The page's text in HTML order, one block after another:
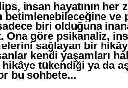
insan hayatının her
betimlenebileceğine ve
biri olduğuna
Ona göre psikanaliz,
sağlayan bir
kendi yaşamları
hikâye tükendiği ya da
bu sohbete...